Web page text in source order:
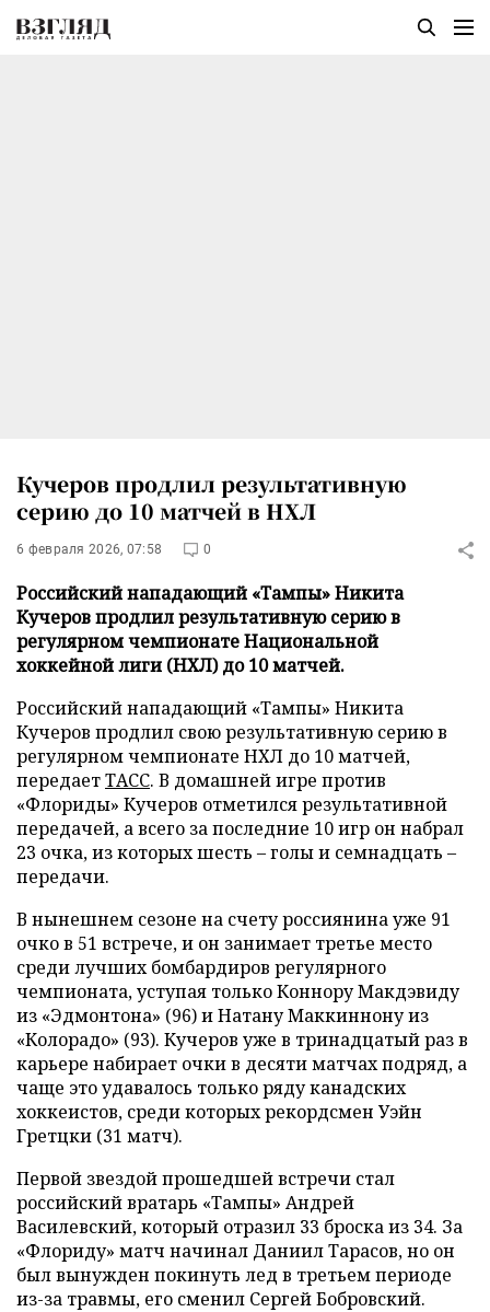
Кучеров продлил результативную
серию до 10 матчей в НХЛ
6 февраля 2026, 07:58 0
Российский нападающий «Тампы» Никита
Кучеров продлил результативную серию в
регулярном чемпионате Национальной
хоккейной лиги (НХЛ) до 10 матчей.
Российский нападающий «Тампы» Никита
Кучеров продлил свою результативную серию в
регулярном чемпионате НХЛ до 10 матчей,
передаетТАСС. В домашней игре против
«Флориды» Кучеров отметился результативной
передачей, а всего за последние 10 игр он набрал
23 очка, из которых шесть – голы и семнадцать –
передачи.
В нынешнем сезоне на счету россиянина уже 91
очко в 51 встрече, и он занимает третье место
среди лучших бомбардиров регулярного
чемпионата, уступая только Коннору Макдэвиду
из «Эдмонтона» (96) и Натану Маккиннону из
«Колорадо» (93). Кучеров уже в тринадцатый раз в
карьере набирает очки в десяти матчах подряд, а
чаще это удавалось только ряду канадских
хоккеистов, среди которых рекордсмен Уэйн
Гретцки (31 матч).
Первой звездой прошедшей встречи стал
российский вратарь «Тампы» Андрей
Василевский, который отразил 33 броска из 34. За
«Флориду» матч начинал Даниил Тарасов, но он
был вынужден покинуть лед в третьем периоде
из-за травмы, его сменил Сергей Бобровский.